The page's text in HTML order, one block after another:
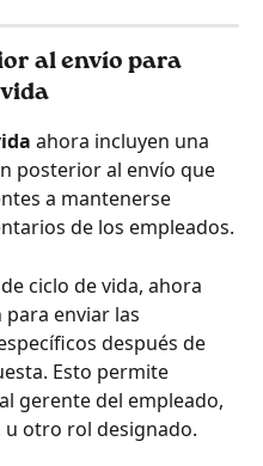
al envío para
ahora incluyen una
posterior al envío que
a mantenerse
de los empleados.
ciclo de vida, ahora
enviar las
después de
Esto permite
gerente del empleado,
u otro rol designado.